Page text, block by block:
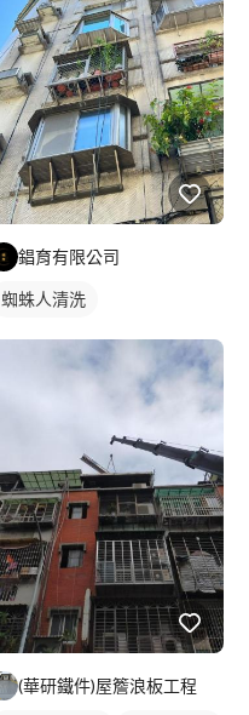
錩育有限公司
蜘蛛人清洗
(華研鐵件)屋簷浪板工程